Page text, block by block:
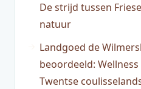
De strijd tussen
natuur
Landgoed de
beoordeeld:
Twentse